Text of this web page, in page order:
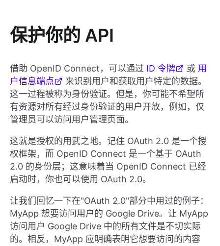
保护你的 API
借助 OpenID Connect，可以通过 ID 令牌 或 用
户信息端点
来识别用户和获取用户特定的数据。
这一过程被称为身份验证。但是，你可能不希望所
有资源对所有经过身份验证的用户开放，例如，仅
管理员可以访问用户管理页面。
这就是授权的用武之地。记住 OAuth 2.0 是一个授
权框架，而 OpenID Connect 是一个基于 OAuth
2.0 的身份层；这意味着当 OpenID Connect 已经
启动时，你也可以使用 OAuth 2.0。
让我们回忆一下在"OAuth 2.0"部分中用过的例子：
MyApp 想要访问用户的 Google Drive。让 MyApp
访问用户 Google Drive 中的所有文件是不切实际
的。相反，MyApp 应明确表明它想要访问的内容